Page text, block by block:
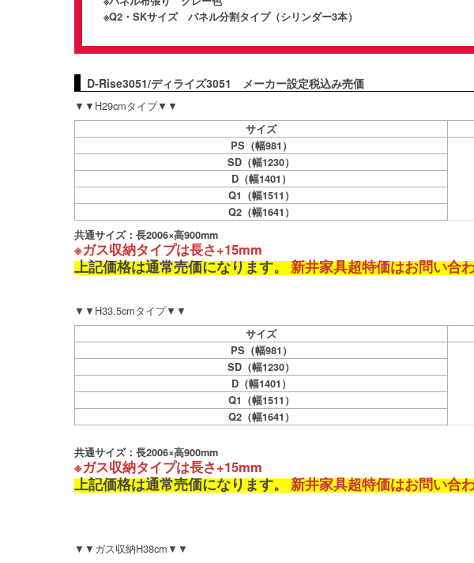
※Q2・SKサイズ パネル分割タイプ（シリンダー3本）
D-Rise3051/ディライズ3051 メーカー設定税込み売価
▼▼H29cmタイプ▼▼
サイズ
PS（幅981）
SD（幅1230）
D（幅1401）
Q1（幅1511）
Q2（幅1641）
共通サイズ：長2006×高900mm
※ガス収納タイプは長さ+15mm
上記価格は通常売価になります。新井家具超特価はお問い合
▼▼H33.5cmタイプ▼▼
サイズ
PS（幅981）
SD（幅1230）
D（幅1401）
Q1（幅1511）
Q2（幅1641）
共通サイズ：長2006×高900mm
※ガス収納タイプは長さ+15mm
上記価格は通常売価になります。新井家具超特価はお問い合
▼▼ガス収納H38cm▼▼